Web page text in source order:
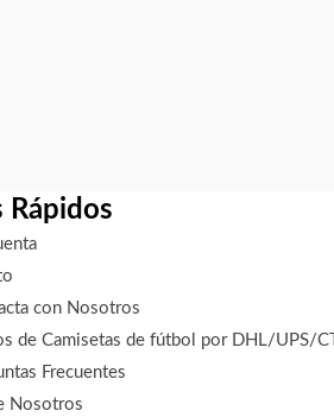
Rápidos
con Nosotros
de Camisetas de fútbol por DHL/UPS/
Frecuentes
Nosotros